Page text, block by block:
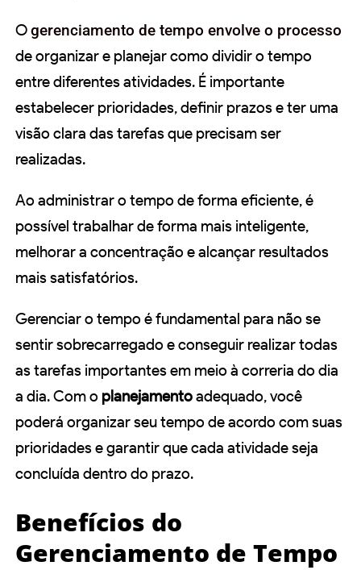
Ogerenciamento de tempo envolve o processo
de organizar e planejar como dividir o tempo
entre diferentes atividades. É importante
estabelecer prioridades, definir prazos e ter uma
visão clara das tarefas que precisam ser
realizadas.
Ao administrar o tempo de forma eficiente, é
possível trabalhar de forma mais inteligente,
melhorar a concentração e alcançar resultados
mais satisfatórios.
Gerenciar o tempo é fundamental para não se
sentir sobrecarregado e conseguir realizar todas
as tarefas importantes em meio à correria do dia
a dia. Com o planejamentoadequado, você
poderá organizar seu tempo de acordo com suas
prioridades e garantir que cada atividade seja
concluída dentro do prazo.
Benefícios do
Gerenciamento de Tempo